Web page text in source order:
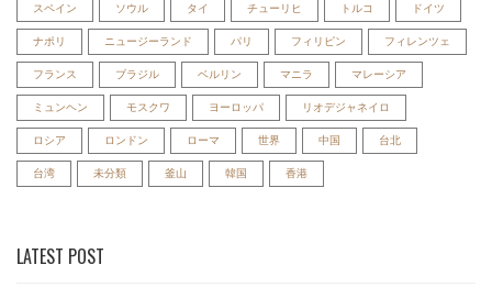
スペイン ソウル タイ チューリヒ トルコ ドイツ
ナポリ ニュージーランド パリ フィリピン フィレンツェ
フランス ブラジル ベルリン マニラ マレーシア
ミュンヘン モスクワ ヨーロッパ リオデジャネイロ
ロシア ロンドン ローマ 世界 中国 台北
台湾 未分類 釜山 韓国 香港
LATEST POST